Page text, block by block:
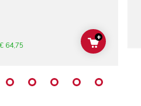
64,75 ADD TO
+